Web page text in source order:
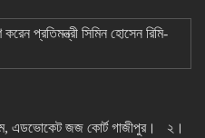
প্রতিমন্ত্রী সিমিন হোসেন রিমি-
এডভোকেট জজ কোর্ট গাজীপুর। ২।